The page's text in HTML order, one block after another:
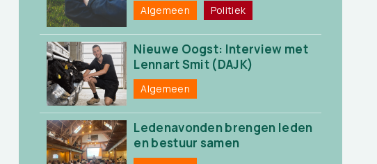
Algemeen Politiek
Nieuwe Oogst: Interview met
Lennart Smit (DAJK)
Algemeen
Ledenavonden brengen leden
en bestuur samen